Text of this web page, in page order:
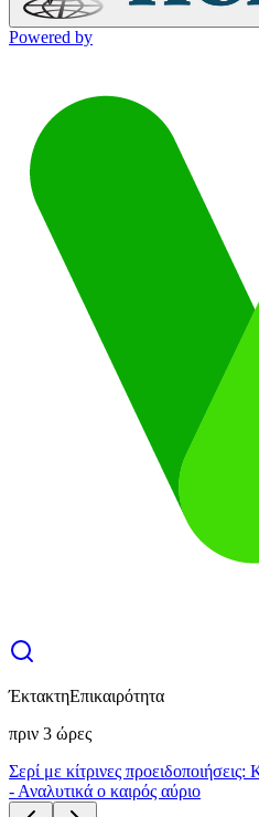
Powered by
ΈκτακτηΕπικαιρότητα
πριν 3 ώρες
Σερί με κίτρινες
- Αναλυτικά ο καιρός αύριο